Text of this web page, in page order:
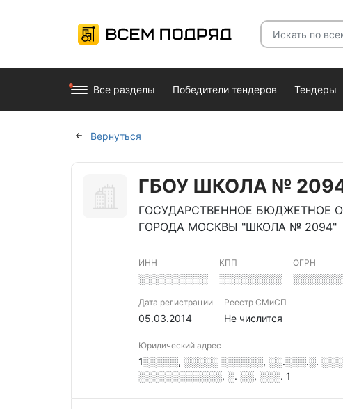
Все разделы Победители тендеров Тендеры
Вернуться
ГБОУ ШКОЛА №
ГОСУДАРСТВЕННОЕ БЮДЖЕТНОЕ
ГОРОДА МОСКВЫ "ШКОЛА № 2094"
ИНН
░░░░░░░░░░
КПП
░░░░░░░░░
ОГРН
Дата регистрации
05.03.2014
Реестр СМиСП
Не числится
Юридический адрес
1░░░░░, ░░░░░ ░░░░░░, ░░.░░░.░.
░░░░░░░░░░░░, ░. ░░, ░░░. 1